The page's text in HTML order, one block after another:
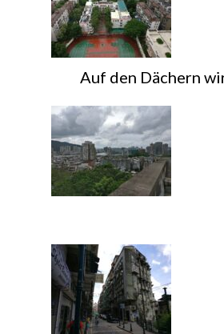
Auf den Dächern